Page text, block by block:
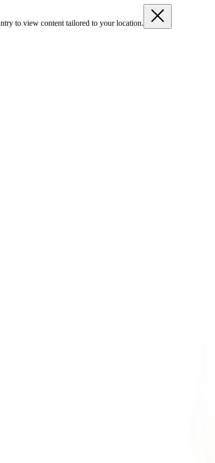
to view content tailored to your location.